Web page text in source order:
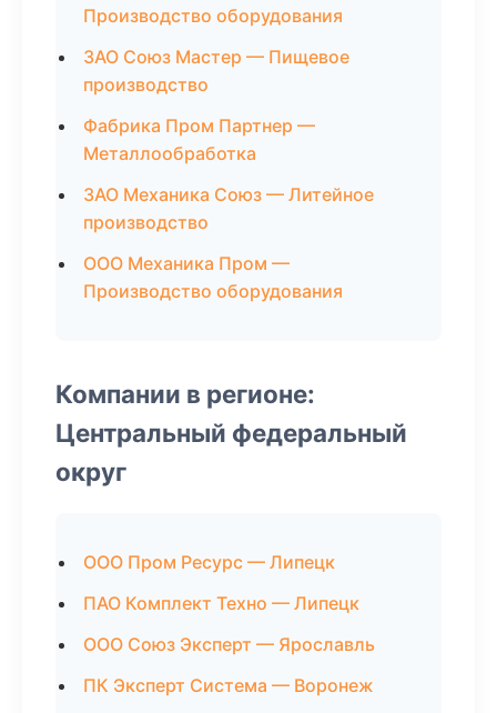
Производство оборудования
ЗАО Союз Мастер — Пищевое
производство
Фабрика Пром Партнер —
Металлообработка
ЗАО Механика Союз — Литейное
производство
ООО Механика Пром —
Производство оборудования
Компании в регионе:
Центральный федеральный
округ
ООО Пром Ресурс — Липецк
ПАО Комплект Техно — Липецк
ООО Союз Эксперт — Ярославль
ПК Эксперт Система — Воронеж